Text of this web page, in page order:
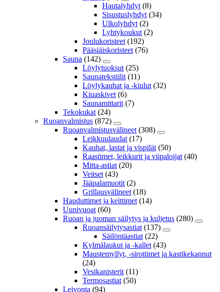
Hautalyhdyt (8)
Sisustuslyhdyt (34)
Ulkolyhdyt (2)
Lyhtykoukut (2)
Joulukoristeet (192)
Pääsiäiskoristeet (76)
Sauna (142)
Löylytuoksut (25)
Saunatekstiilit (11)
Löylykauhat ja -kiulut (32)
Kiuaskivet (6)
Saunamittarit (7)
Tekokukat (24)
Ruoanvalmistus (872)
Ruoanvalmistusvälineet (308)
Leikkuulaudat (17)
Kauhat, lastat ja vispilät (50)
Raastimet, leikkurit ja viipaloijat (40)
Mitta-astiat (20)
Veitset (43)
Jääpalamuotit (2)
Grillausvälineet (18)
Hauduttimet ja keittimet (14)
Uunivuoat (60)
Ruoan ja juoman säilytys ja kuljetus (280)
Ruoansäilytysastiat (137)
Säilöntäastiat (22)
Kylmälaukut ja -kallet (43)
Maustemyllyt, -sirottimet ja kastikekannut
(24)
Vesikanisterit (11)
Termosastiat (50)
Leivonta (94)